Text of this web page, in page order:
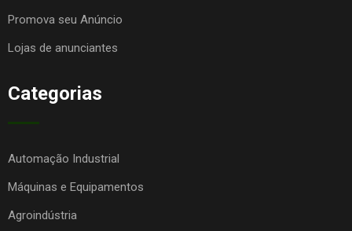
Promova seu Anúncio
Lojas de anunciantes
Categorias
Automação Industrial
Máquinas e Equipamentos
Agroindústria